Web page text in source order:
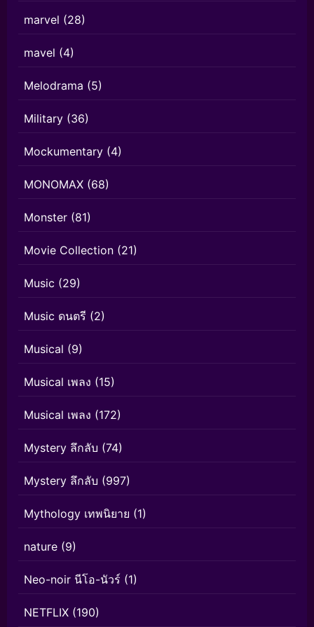
marvel (28)
mavel (4)
Melodrama (5)
Military (36)
Mockumentary (4)
MONOMAX (68)
Monster (81)
Movie Collection (21)
Music (29)
Music ดนตรี (2)
Musical (9)
Musical เพลง (15)
Musical เพลง (172)
Mystery ลึกลับ (74)
Mystery ลึกลับ (997)
Mythology เทพนิยาย (1)
nature (9)
Neo-noir นีโอ-นัวร์ (1)
NETFLIX (190)